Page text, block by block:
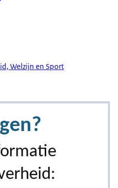
Welzijn en Sport